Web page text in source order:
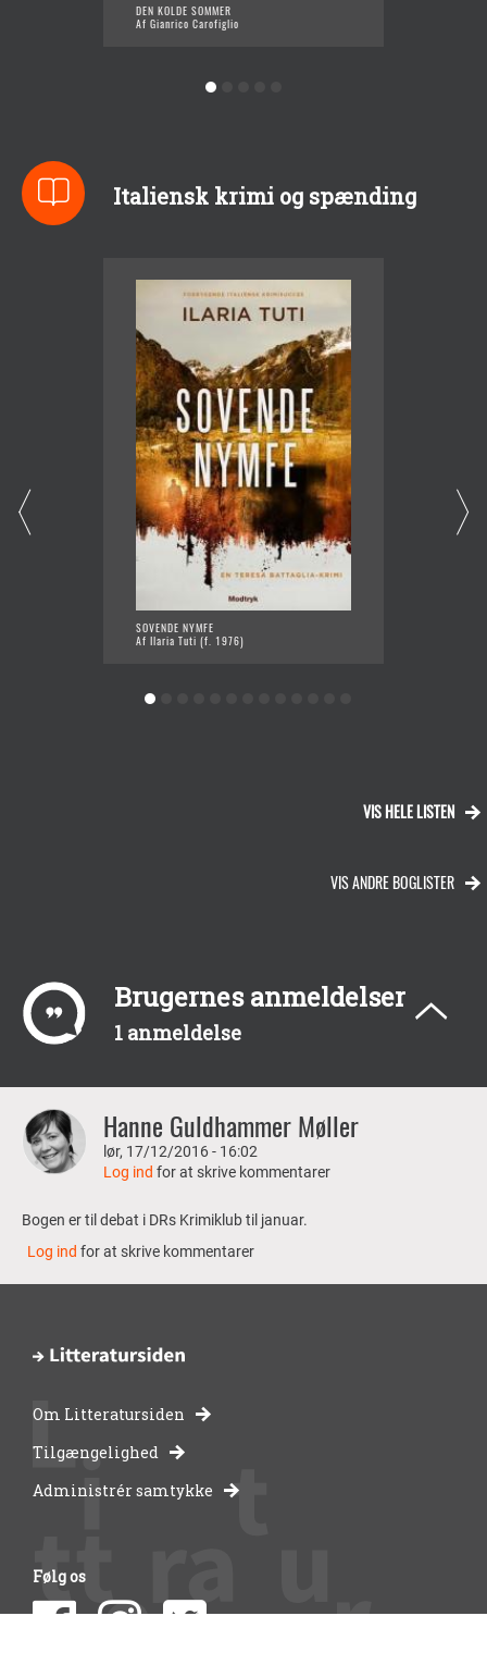
DEN KOLDE SOMMER
Af Gianrico Carofiglio
Italiensk krimi og spænding
SOVENDE NYMFE
Af Ilaria Tuti (f. 1976)
VIS HELE LISTEN
VIS ANDRE BOGLISTER
Brugernes anmeldelser
1 anmeldelse
Hanne Guldhammer Møller
lør, 17/12/2016 - 16:02
Log ind for at skrive kommentarer
Bogen er til debat i DRs Krimiklub til januar.
Log ind for at skrive kommentarer
-
bibliotekernes
side
Om Litteratursiden
Tilgængelighed
Administrér samtykke
Følg os